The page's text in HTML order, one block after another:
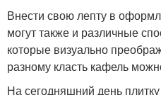
Внести свою лепту в
могут также и различные
которые визуально
разному класть кафель
На сегодняшний день